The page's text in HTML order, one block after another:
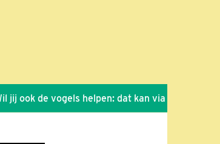
de vogels helpen: dat kan via de link!